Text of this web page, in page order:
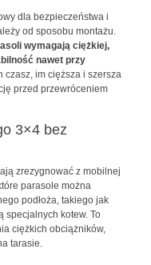
dla bezpieczeństwa i
od sposobu montażu.
wymagają ciężkiej,
nawet przy
czasz, im cięższa i szersza
przed przewróceniem
3×4 bez
zrezygnować z mobilnej
parasole można
podłoża, takiego jak
specjalnych kotew. To
ciężkich obciążników,
tarasie.